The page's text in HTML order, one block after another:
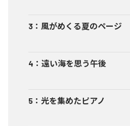
3 ： 風がめくる夏のページ
4 ： 遠い海を思う午後
5 ： 光を集めたピアノ